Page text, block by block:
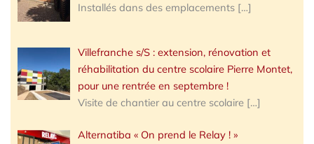
Installés dans des emplacements […]
Villefranche s/S : extension, rénovation et
réhabilitation du centre scolaire Pierre Montet,
pour une rentrée en septembre !
Visite de chantier au centre scolaire […]
Alternatiba « On prend le Relay ! »